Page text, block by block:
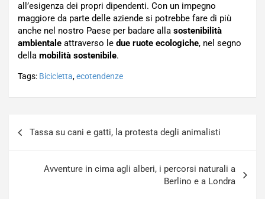
all’esigenza dei propri dipendenti. Con un impegno
maggiore da parte delle aziende si potrebbe fare di più
anche nel nostro Paese per badare alla sostenibilità
ambientale attraverso le due ruote ecologiche, nel segno
della mobilità sostenibile.
Tags: Bicicletta,ecotendenze
Tassa su cani e gatti, la protesta degli animalisti
Avventure in cima agli alberi, i percorsi naturali a
Berlino e a Londra